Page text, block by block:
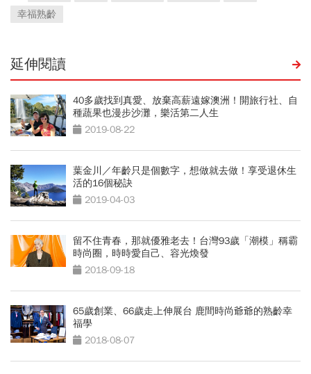
幸福熟齡
延伸閱讀
40多歲找到真愛、放棄高薪遠嫁澳洲！開旅行社、自
種蔬果也漫步沙灘，樂活第二人生
2019-08-22
葉金川／年齡只是個數字，想做就去做！享受退休生
活的16個秘訣
2019-04-03
留不住青春，那就優雅老去！台灣93歲「潮模」稱霸
時尚圈，時時愛自己、容光煥發
2018-09-18
65歲創業、66歲走上伸展台 鹿間時尚爺爺的熟齡幸
福學
2018-08-07